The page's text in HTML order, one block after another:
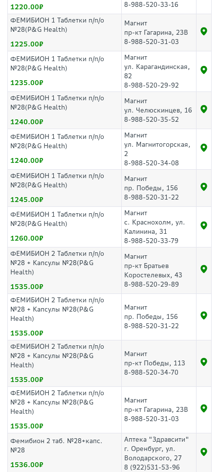
1220.00
8-988-520-33-16
ФЕМИБИОН 1 Таблетки п/п/о
№28(P&G Health)
1225.00
Магнит
пр-кт Гагарина, 23В
8-988-520-31-03
ФЕМИБИОН 1 Таблетки п/п/о
№28(P&G Health)
1235.00
Магнит
ул. Карагандинская,
82
8-988-520-29-92
ФЕМИБИОН 1 Таблетки п/п/о
№28(P&G Health)
1240.00
Магнит
ул. Челюскинцев, 16
8-988-520-35-52
ФЕМИБИОН 1 Таблетки п/п/о
№28(P&G Health)
1240.00
Магнит
ул. Магнитогорская,
2
8-988-520-34-08
ФЕМИБИОН 1 Таблетки п/п/о
№28(P&G Health)
1245.00
Магнит
пр. Победы, 156
8-988-520-31-22
ФЕМИБИОН 1 Таблетки п/п/о
№28(P&G Health)
1260.00
Магнит
с. Краснохолм, ул.
Калинина, 31
8-988-520-33-79
ФЕМИБИОН 2 Таблетки п/п/о
№28 + Капсулы №28(P&G
Health)
1535.00
Магнит
пр-кт Братьев
Коростелевых, 43
8-988-520-29-89
ФЕМИБИОН 2 Таблетки п/п/о
№28 + Капсулы №28(P&G
Health)
1535.00
Магнит
пр. Победы, 156
8-988-520-31-22
ФЕМИБИОН 2 Таблетки п/п/о
№28 + Капсулы №28(P&G
Health)
1535.00
Магнит
пр-кт Победы, 113
8-988-520-34-70
ФЕМИБИОН 2 Таблетки п/п/о
№28 + Капсулы №28(P&G
Health)
1535.00
Магнит
пр-кт Гагарина, 23В
8-988-520-31-03
Фемибион 2 таб. №28+капс.
№28
1536.00
Аптека "Здравсити"
г. Оренбург, ул.
Володарского, 27
8 (922)531-53-96